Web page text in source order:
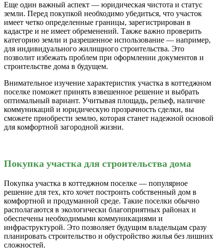
Еще один важный аспект — юридическая чистота и статус
земли. Перед покупкой необходимо убедиться, что участок
имеет четко определенные границы, зарегистрирован в
кадастре и не имеет обременений. Также важно проверить
категорию земли и разрешенное использование — например,
для индивидуального жилищного строительства. Это
позволит избежать проблем при оформлении документов и
строительстве дома в будущем.
Внимательное изучение характеристик участка в коттеджном
поселке поможет принять взвешенное решение и выбрать
оптимальный вариант. Учитывая площадь, рельеф, наличие
коммуникаций и юридическую прозрачность сделки, вы
сможете приобрести землю, которая станет надежной основой
для комфортной загородной жизни.
Покупка участка для строительства дома
Покупка участка в коттеджном поселке — популярное
решение для тех, кто хочет построить собственный дом в
комфортной и продуманной среде. Такие поселки обычно
располагаются в экологически благоприятных районах и
обеспечены необходимыми коммуникациями и
инфраструктурой. Это позволяет будущим владельцам сразу
планировать строительство и обустройство жилья без лишних
сложностей.